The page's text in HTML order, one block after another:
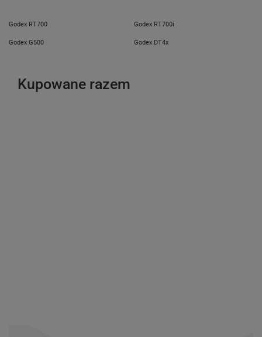
Godex RT700 Godex RT700i
Godex G500 Godex DT4x
Kupowane razem